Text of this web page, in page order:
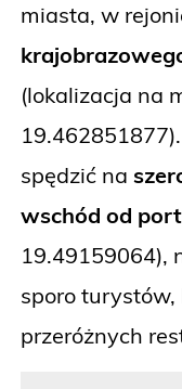
miasta, w
(lokalizacja na
spędzić na
wschód od
19.49159064),
sporo
przeróżnych